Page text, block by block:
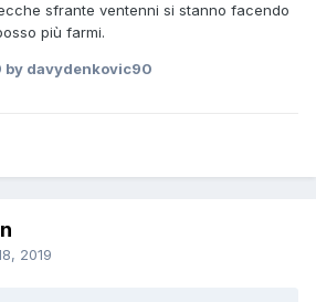
sfrante ventenni si stanno facendo
più farmi.
by davydenkovic90
2019